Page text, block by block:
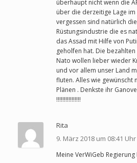
überhaupt nicht wenn die
über die derzeitige Lage im
vergessen sind natürlich
Rüstungsindustrie die es
das Assad mit Hilfe von
geholfen hat. Die
Nato wollen lieber wieder
und vor allem unser Land
fluten. Alles wie gewünscht
Plänen . Denkste ihr
!!!!!!!!!!!!!!!!
Rita
9. März 2018 um 08:41 Uhr
Meine VerWiGeb Regierung